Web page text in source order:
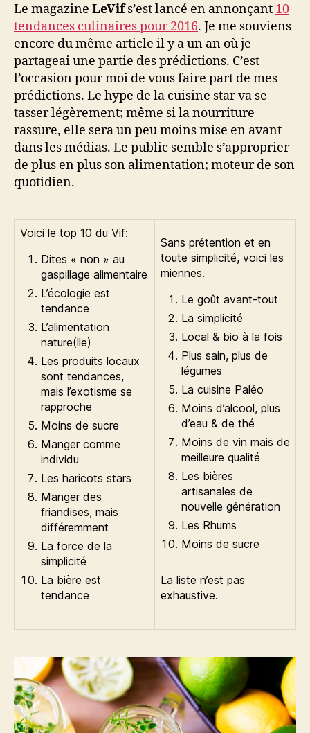
Le magazine LeVifs’est lancé en annonçant 10
tendances culinaires pour 2016. Je me souviens
encore du même article il y a un an où je
partageai une partie des prédictions. C’est
l’occasion pour moi de vous faire part de mes
prédictions. Le hype de la cuisine star va se
tasser légèrement; même si la nourriture
rassure, elle sera un peu moins mise en avant
dans les médias. Le public semble s’approprier
de plus en plus son alimentation; moteur de son
quotidien.
Voici le top 10 du Vif:
Dites « non » au
gaspillage alimentaire
L’écologie est
tendance
L’alimentation
nature(lle)
Les produits locaux
sont tendances,
mais l’exotisme se
rapproche
Moins de sucre
Manger comme
individu
Les haricots stars
Manger des
friandises, mais
différemment
La force de la
simplicité
La bière est
tendance
Sans prétention et en
toute simplicité, voici les
miennes.
Le goût avant-tout
La simplicité
Local & bio à la fois
Plus sain, plus de
légumes
La cuisine Paléo
Moins d’alcool, plus
d’eau & de thé
Moins de vin mais de
meilleure qualité
Les bières
artisanales de
nouvelle génération
Les Rhums
Moins de sucre
La liste n’est pas
exhaustive.